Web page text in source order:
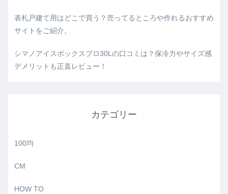
表札戸建て用はどこで買う？売ってるところや作れるおすすめ
サイトをご紹介。
シマノアイスボックスプロ30Lの口コミは？保冷力やサイズ感
デメリットも正直レビュー！
カテゴリー
100均
CM
HOW TO